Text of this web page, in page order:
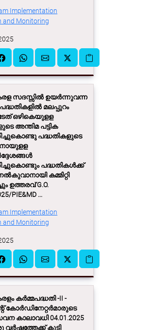
Implementation
and Monitoring
സദസ്സില്‍ ഉയര്‍ന്നുവന്ന
മലപ്പുറം
ഒഴികെയുളള
അന്തിമ പട്ടിക
പദ്ധതികളുടെ
പദ്ധതികള്‍ക്ക്
കമ്മിറ്റി
ഉത്തരവ് G.O.
PIE&MD ...
Implementation
and Monitoring
കര്‍മ്മപദ്ധതി -II -
കോര്‍ഡിനേറ്റര്‍മാരുടെ
കാലാവധി 04.01.2025
കൂടി